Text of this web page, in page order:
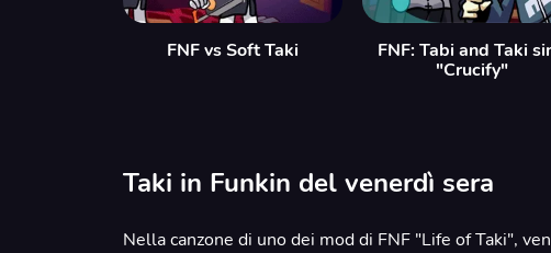
FNF vs Soft Taki
FNF: Tabi and Taki
"Crucify"
Taki in Funkin del venerdì sera
Nella canzone di uno dei mod di FNF "Life of Taki",